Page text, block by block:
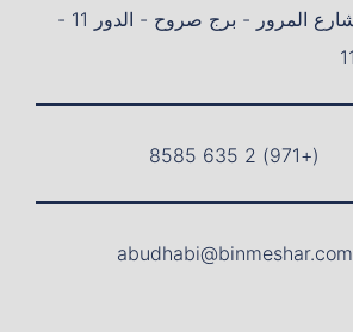
أبوظبي - شارع المرور - برج صروح - الدور 11 -
(+971) 2 635 8585
abudhabi@binmeshar.com